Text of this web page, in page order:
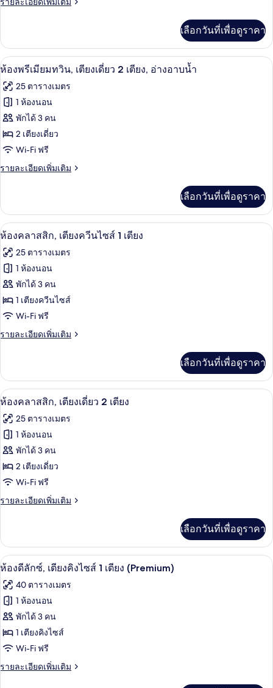
เกี่ยว
กับ
ห้อง
เลือกวันที่เพื่อดูราคา
เปิด
ภาพถ่าย
ทั้งหมด
ของ
ห้อง
พรีเมียม
ทวิน,
เดี่ยว
2
เตียง,
อ่างอาบน้ำ
ห้องพรีเมียมทวิน, เตียงเดี่ยว 2 เตียง,
4
ห้องพรีเมียมทวิน, เตียงเดี่ยว 2 เตียง, อ่างอาบน้ำ
25 ตารางเมตร
1 ห้องนอน
พักได้ 3 คน
2 เตียงเดี่ยว
Wi-Fi ฟรี
รายละเอียดเพิ่มเติม
ราย
เกี่ยว
กับ
ห้อง
ทวิ
น,
เดี่ยว
2
เตียง,
อ่างอาบน้ำ
เลือกวันที่เพื่อดูราคา
เปิด
ภาพถ่าย
ทั้งหมด
ของ
ห้อง
คลาส
สิก,
ควีน
ไซส์
1
เตียง
ห้องคลาสสิก, เตียงควีนไซส์ 1 เตียง |
5
ห้องคลาสสิก, เตียงควีนไซส์ 1 เตียง
25 ตารางเมตร
1 ห้องนอน
พักได้ 3 คน
1 เตียงควีนไซส์
Wi-Fi ฟรี
รายละเอียดเพิ่มเติม
ราย
เกี่ยว
กับ
ห้อง
สิก,
เตียง
ไซส์
เตียง
เลือกวันที่เพื่อดูราคา
เปิด
ภาพถ่าย
ทั้งหมด
ของ
ห้อง
คลาส
สิก,
เดี่ยว
2
เตียง
ห้องคลาสสิก, เตียงเดี่ยว 2 เตียง | เค
5
ห้องคลาสสิก, เตียงเดี่ยว 2 เตียง
25 ตารางเมตร
1 ห้องนอน
พักได้ 3 คน
2 เตียงเดี่ยว
Wi-Fi ฟรี
รายละเอียดเพิ่มเติม
ราย
เกี่ยว
กับ
ห้อง
สิก,
เตียง
2
เตียง
เลือกวันที่เพื่อดูราคา
เปิด
ภาพถ่าย
ทั้งหมด
ของ
ห้อง
ดี
ลัก
ห้องดีลักซ์, เตียงคิงไซส์ 1 เตียง
7
ห้องดีลักซ์, เตียงคิงไซส์ 1 เตียง (Premium)
40 ตารางเมตร
1 ห้องนอน
พักได้ 3 คน
1 เตียงคิงไซส์
Wi-Fi ฟรี
รายละเอียดเพิ่มเติม
ราย